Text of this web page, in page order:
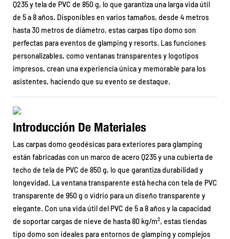
Q235 y tela de PVC de 850 g, lo que garantiza una larga vida útil
de 5 a 8 años. Disponibles en varios tamaños, desde 4 metros
hasta 30 metros de diámetro, estas carpas tipo domo son
perfectas para eventos de glamping y resorts. Las funciones
personalizables, como ventanas transparentes y logotipos
impresos, crean una experiencia única y memorable para los
asistentes, haciendo que su evento se destaque.
Introducción De Materiales
Las carpas domo geodésicas para exteriores para glamping
están fabricadas con un marco de acero Q235 y una cubierta de
techo de tela de PVC de 850 g, lo que garantiza durabilidad y
longevidad. La ventana transparente está hecha con tela de PVC
transparente de 950 g o vidrio para un diseño transparente y
elegante. Con una vida útil del PVC de 5 a 8 años y la capacidad
de soportar cargas de nieve de hasta 80 kg/m², estas tiendas
tipo domo son ideales para entornos de glamping y complejos